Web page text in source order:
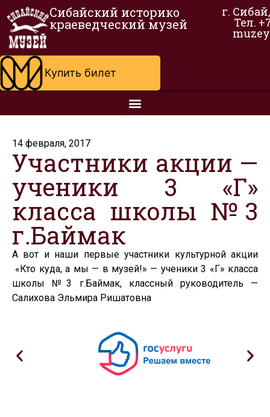
Сибайский историко
краеведческий музей
г.
Тел.
Купить билет
14 февраля, 2017
Участники акции —
ученики 3 «Г»
класса школы №3
г.Баймак
А вот и наши первые участники культурной акции
«Кто куда, а мы — в музей!» — ученики 3 «Г» класса
школы №3 г.Баймак, классный руководитель —
Салихова Эльмира Ришатовна